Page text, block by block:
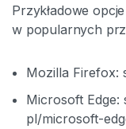
Przykładowe
w popularnych
Mozilla Firefox:
Microsoft
pl/microsoft-